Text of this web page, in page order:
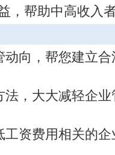
，帮助中高收入
动向，帮您建立
法，大大减轻企
工资费用相关的